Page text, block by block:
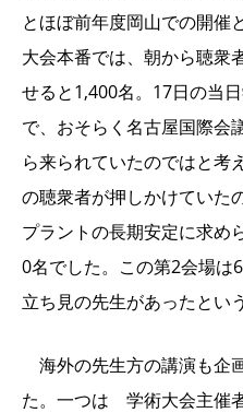
とほぼ前年度岡山での開催
大会本番では、朝から聴衆
せると1,400名。17日の当
で、おそらく名古屋国際会
ら来られていたのではと考
の聴衆者が押しかけていた
プラントの長期安定に求め
0名でした。この第2会場は
立ち見の先生があったとい
海外の先生方の講演も企
た。一つは 学術大会主催